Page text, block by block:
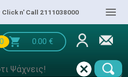
Click n' Call 2111038000 |||
0 0.00 €